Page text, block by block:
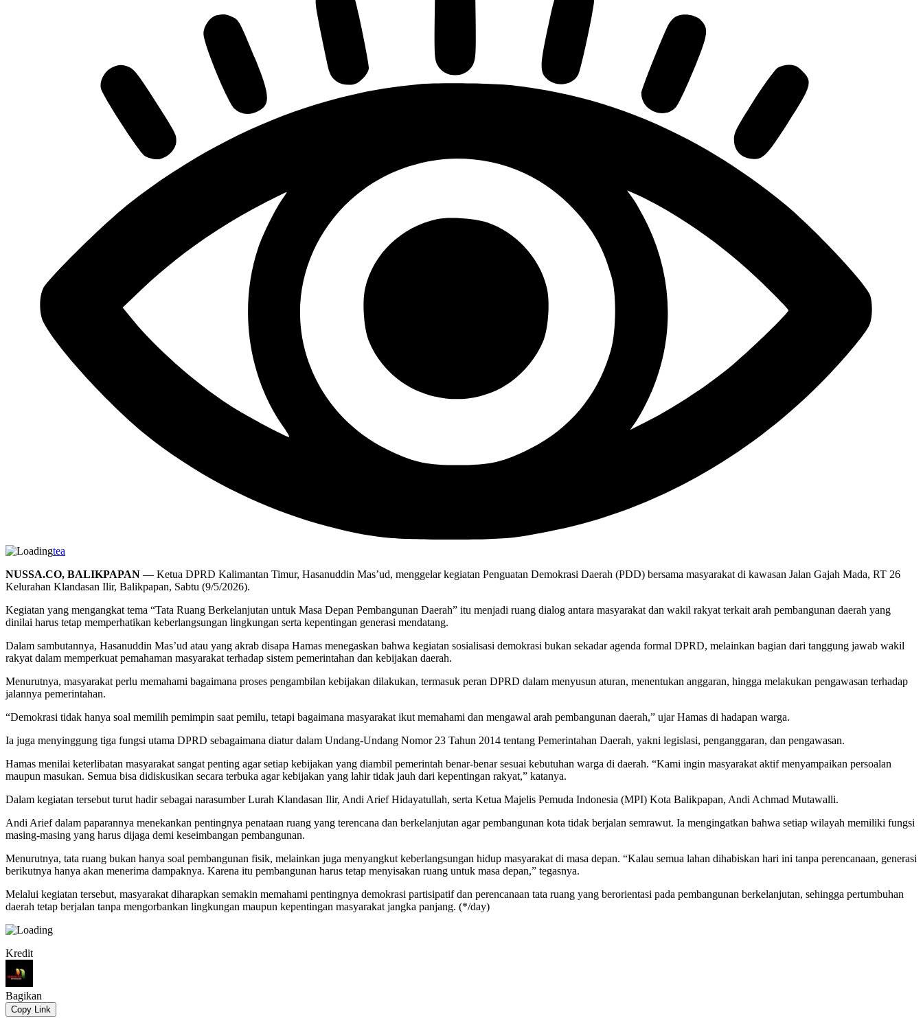
tea
NUSSA.CO, BALIKPAPAN — Ketua DPRD Kalimantan Timur, Hasanuddin Mas’ud, menggelar kegiatan Penguatan Demokrasi Daerah (PDD) bersama masyarakat di kawasan Jalan Gajah Mada, RT 26
Kelurahan Klandasan Ilir, Balikpapan, Sabtu (9/5/2026).
Kegiatan yang mengangkat tema “Tata Ruang Berkelanjutan untuk Masa Depan Pembangunan Daerah” itu menjadi ruang dialog antara masyarakat dan wakil rakyat terkait arah pembangunan daerah yang
dinilai harus tetap memperhatikan keberlangsungan lingkungan serta kepentingan generasi mendatang.
Dalam sambutannya, Hasanuddin Mas’ud atau yang akrab disapa Hamas menegaskan bahwa kegiatan sosialisasi demokrasi bukan sekadar agenda formal DPRD, melainkan bagian dari tanggung jawab wakil
rakyat dalam memperkuat pemahaman masyarakat terhadap sistem pemerintahan dan kebijakan daerah.
Menurutnya, masyarakat perlu memahami bagaimana proses pengambilan kebijakan dilakukan, termasuk peran DPRD dalam menyusun aturan, menentukan anggaran, hingga melakukan pengawasan terhadap
jalannya pemerintahan.
“Demokrasi tidak hanya soal memilih pemimpin saat pemilu, tetapi bagaimana masyarakat ikut memahami dan mengawal arah pembangunan daerah,” ujar Hamas di hadapan warga.
Ia juga menyinggung tiga fungsi utama DPRD sebagaimana diatur dalam Undang-Undang Nomor 23 Tahun 2014 tentang Pemerintahan Daerah, yakni legislasi, penganggaran, dan pengawasan.
Hamas menilai keterlibatan masyarakat sangat penting agar setiap kebijakan yang diambil pemerintah benar-benar sesuai kebutuhan warga di daerah. “Kami ingin masyarakat aktif menyampaikan persoalan
maupun masukan. Semua bisa didiskusikan secara terbuka agar kebijakan yang lahir tidak jauh dari kepentingan rakyat,” katanya.
Dalam kegiatan tersebut turut hadir sebagai narasumber Lurah Klandasan Ilir, Andi Arief Hidayatullah, serta Ketua Majelis Pemuda Indonesia (MPI) Kota Balikpapan, Andi Achmad Mutawalli.
Andi Arief dalam paparannya menekankan pentingnya penataan ruang yang terencana dan berkelanjutan agar pembangunan kota tidak berjalan semrawut. Ia mengingatkan bahwa setiap wilayah memiliki fungsi
masing-masing yang harus dijaga demi keseimbangan pembangunan.
Menurutnya, tata ruang bukan hanya soal pembangunan fisik, melainkan juga menyangkut keberlangsungan hidup masyarakat di masa depan. “Kalau semua lahan dihabiskan hari ini tanpa perencanaan, generasi
berikutnya hanya akan menerima dampaknya. Karena itu pembangunan harus tetap menyisakan ruang untuk masa depan,” tegasnya.
Melalui kegiatan tersebut, masyarakat diharapkan semakin memahami pentingnya demokrasi partisipatif dan perencanaan tata ruang yang berorientasi pada pembangunan berkelanjutan, sehingga pertumbuhan
daerah tetap berjalan tanpa mengorbankan lingkungan maupun kepentingan masyarakat jangka panjang. (*/day)
Kredit
Bagikan
Copy Link